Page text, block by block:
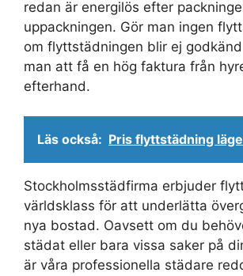
redan är energilös efter
uppackningen. Gör man ingen
om flyttstädningen blir ej
man att få en hög faktura från
efterhand.
Läs också: Pris flyttstädning
Stockholmsstädfirma erbjuder
världsklass för att underlätta
nya bostad. Oavsett om du
städat eller bara vissa saker på
är våra professionella städare